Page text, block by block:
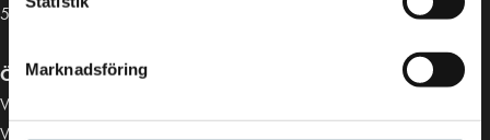
Marknadsföring
583 30 Linköping
Öppettider butik:
Vardagar 07.00 - 16.00
Viktiga länkar